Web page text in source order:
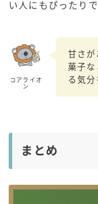
い人にもぴったりで
コアライオ
ン
甘さが
菓子な
る気分
まとめ